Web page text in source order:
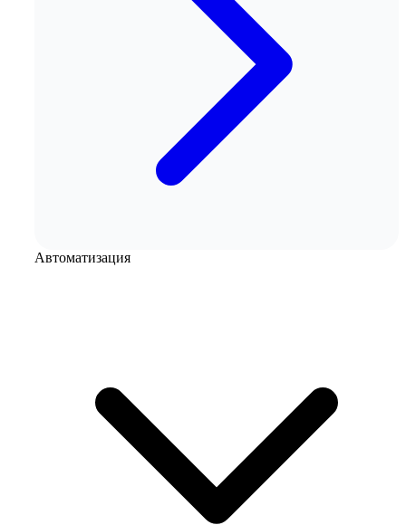
Автоматизация